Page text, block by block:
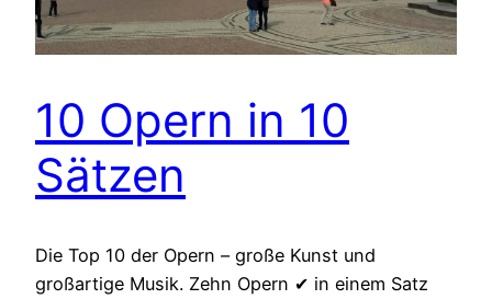
10 Opern in 10
Sätzen
Die Top 10 der Opern – große Kunst und
großartige Musik. Zehn Opern ✔ in einem Satz